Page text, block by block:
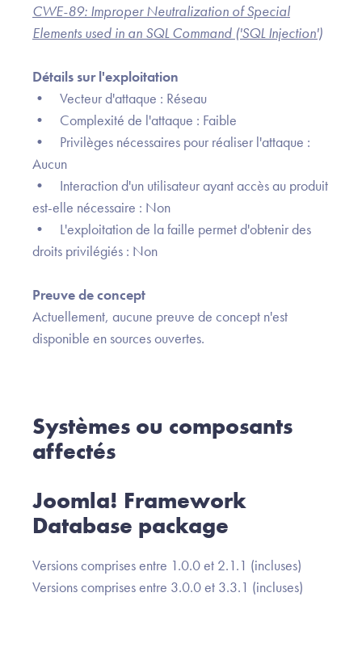
CWE-89: Improper Neutralization of Special
Elements used in an SQL Command ('SQL Injection')
Détails sur l'exploitation
• Vecteur d'attaque : Réseau
• Complexité de l'attaque : Faible
• Privilèges nécessaires pour réaliser l'attaque :
Aucun
• Interaction d'un utilisateur ayant accès au produit
est-elle nécessaire : Non
• L'exploitation de la faille permet d'obtenir des
droits privilégiés : Non
Preuve de concept
Actuellement, aucune preuve de concept n'est
disponible en sources ouvertes.
Systèmes ou composants
affectés
Joomla! Framework
Database package
Versions comprises entre 1.0.0 et 2.1.1 (incluses)
Versions comprises entre 3.0.0 et 3.3.1 (incluses)